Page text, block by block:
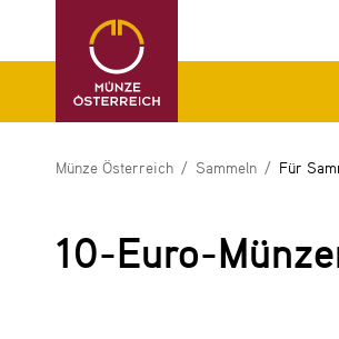
Münze Österreich Sammeln Für
10-Euro-